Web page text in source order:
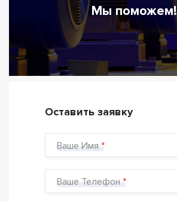
Мы поможем!
Оставить заявку
Ваше Имя
Ваше Телефон